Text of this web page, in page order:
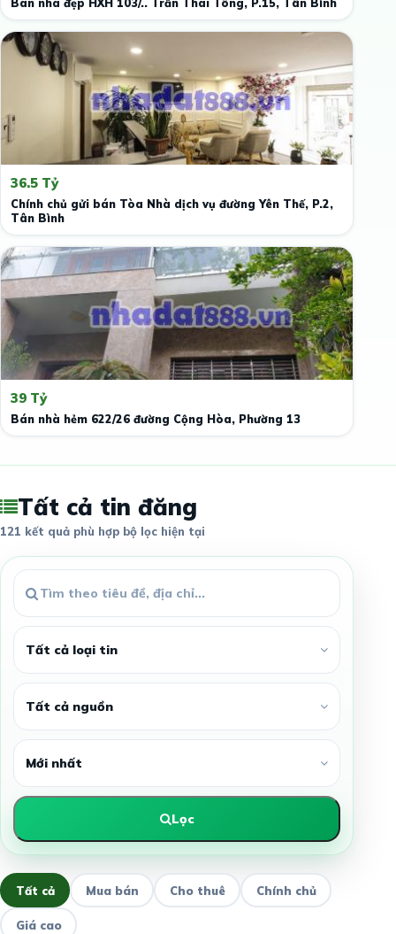
36.5 Tỷ
Chính chủ gửi bán Tòa Nhà dịch vụ đường Yên Thế, P.2,
Tân Bình
39 Tỷ
Bán nhà hẻm 622/26 đường Cộng Hòa, Phường 13
Tất cả tin đăng
121 kết quả phù hợp bộ lọc hiện tại
Lọc
Tất cả Mua bán Cho thuê Chính chủ
Giá cao